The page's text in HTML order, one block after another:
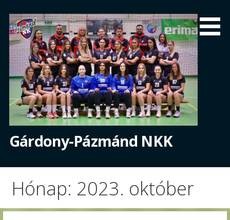
content
Gárdony-Pázmánd NKK
Hónap: 2023. október